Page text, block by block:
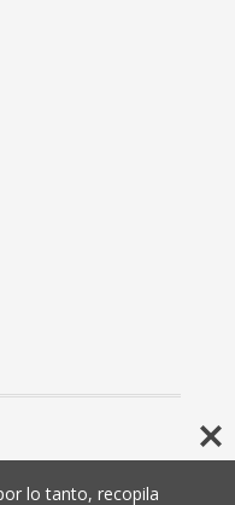
lo tanto, recopila